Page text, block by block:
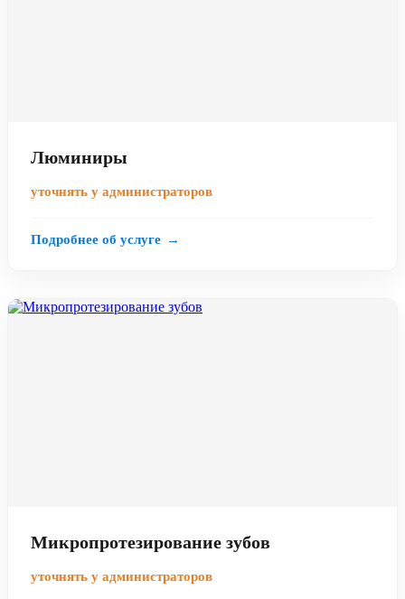
Люминиры
уточнять у администраторов
Подробнее об услуге →
Микропротезирование зубов
уточнять у администраторов